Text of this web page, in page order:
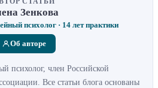
Зенкова
психолог · 14 лет практики
Об авторе
психолог, член Российской
Все статьи блога основаны